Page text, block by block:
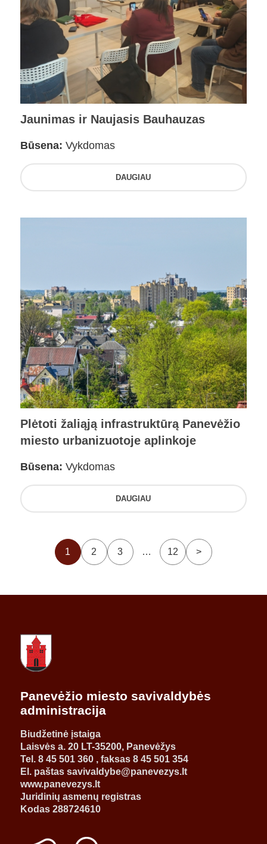
Jaunimas ir Naujasis Bauhauzas
Būsena: Vykdomas
DAUGIAU
Plėtoti žaliąją infrastruktūrą Panevėžio
miesto urbanizuotoje aplinkoje
Būsena: Vykdomas
DAUGIAU
1 2 3 … 12 >
Panevėžio miesto savivaldybės
administracija
Biudžetinė įstaiga
Laisvės a. 20 LT-35200, Panevėžys
Tel. 8 45 501 360 , faksas 8 45 501 354
El. paštas savivaldybe@panevezys.lt
www.panevezys.lt
Juridinių asmenų registras
Kodas 288724610